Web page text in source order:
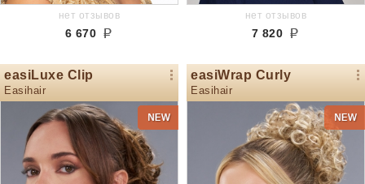
нет отзывов
6 670
нет отзывов
7 820
easiLuxe Clip
Easihair
easiWrap Curly
Easihair